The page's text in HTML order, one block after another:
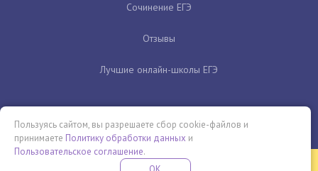
Сочинение ЕГЭ
Отзывы
Лучшие онлайн-школы ЕГЭ
Бесплатная летняя школа
Пользуясь сайтом, вы разрешаете сбор cookie-файлов и
принимаете Политику обработки данных и
Пользовательское соглашение.